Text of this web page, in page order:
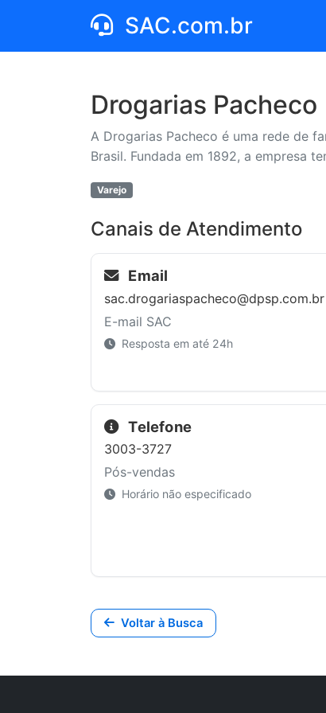
SAC.com.br
Drogarias Pacheco
A Drogarias Pacheco é uma rede de
Brasil. Fundada em 1892, a empresa
Varejo
Canais de Atendimento
Email
sac.drogariaspacheco@dpsp.com.br
E-mail SAC
Resposta em até 24h
Telefone
3003-3727
Pós-vendas
Horário não especificado
Voltar à Busca